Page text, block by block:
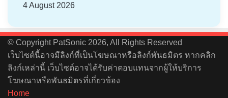
4 August 2026
© Copyright PatSonic 2026, All Rights Reserved
เว็บไซต์นี้อาจมีลิงก์ที่เป็นโฆษณาหรือลิงก์พันธมิตร หากคลิก
ลิงก์เหล่านี้ เว็บไซต์อาจได้รับค่าตอบแทนจากผู้ให้บริการ
โฆษณาหรือพันธมิตรที่เกี่ยวข้อง
Home